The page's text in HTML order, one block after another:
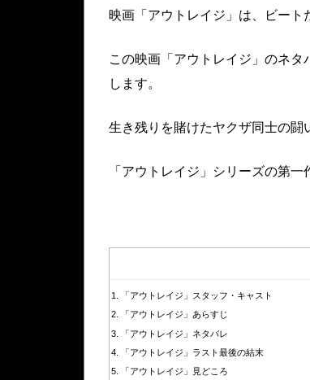
映画「アウトレイジ」は、ビート
この映画「アウトレイジ」のネ
します。
生き残りを賭けたヤクザ同士の闘
「アウトレイジ」シリーズの第一
「アウトレイジ」スタッフ・キャスト
「アウトレイジ」あらすじ
「アウトレイジ」ネタバレ
「アウトレイジ」ラスト最後の結末
「アウトレイジ」見どころ